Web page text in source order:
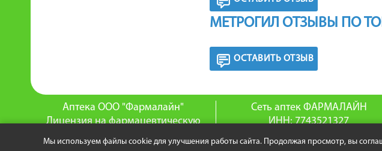
МЕТРОГИЛ ОТЗЫВЫ ПО
ОСТАВИТЬ ОТЗЫВ
Аптека ООО "Фармалайн"
Лицензия на фармацевтическую
деятельность:
Сеть аптек ФАРМАЛАЙН
ИНН: 7743521327
ОГРН: 1047796129831
Мы используем файлы cookie для улучшения работы сайта. Продолжая просмотр, вы